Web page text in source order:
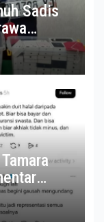
Sadis
dipecat